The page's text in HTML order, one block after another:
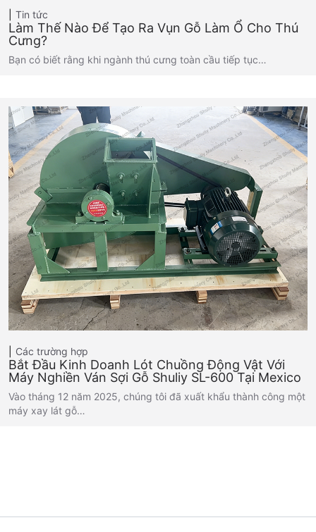
Tin tức
Làm Thế Nào Để Tạo Ra Vụn Gỗ Làm Ổ Cho Thú
Cưng?
Bạn có biết rằng khi ngành thú cưng toàn cầu tiếp tục…
Các trường hợp
Bắt Đầu Kinh Doanh Lót Chuồng Động Vật Với
Máy Nghiền Ván Sợi Gỗ Shuliy SL-600 Tại Mexico
Vào tháng 12 năm 2025, chúng tôi đã xuất khẩu thành công một
máy xay lát gỗ…